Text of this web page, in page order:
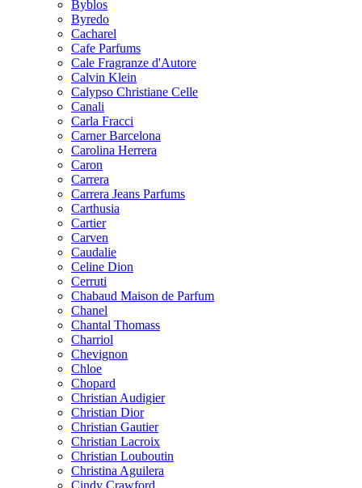
Byblos
Byredo
Cacharel
Cafe Parfums
Cale Fragranze d'Autore
Calvin Klein
Calypso Christiane Celle
Canali
Carla Fracci
Carner Barcelona
Carolina Herrera
Caron
Carrera
Carrera Jeans Parfums
Carthusia
Cartier
Carven
Caudalie
Celine Dion
Cerruti
Chabaud Maison de Parfum
Chanel
Chantal Thomass
Charriol
Chevignon
Chloe
Chopard
Christian Audigier
Christian Dior
Christian Gautier
Christian Lacroix
Christian Louboutin
Christina Aguilera
Cindy Crawford